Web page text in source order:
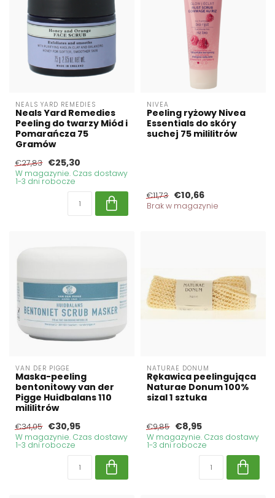
NEALS YARD REMEDIES
Neals Yard Remedies
Peeling do twarzy Miód i
Pomarańcza 75
Gramów
€27,83 €25,30
W magazynie. Czas dostawy
1-3 dni robocze
NIVEA
Peeling ryżowy Nivea
Essentials do skóry
suchej 75 mililitrów
€11,73 €10,66
Brak w magazynie
VAN DER PIGGE
Maska-peeling
bentonitowy van der
Pigge Huidbalans 110
mililitrów
€34,05 €30,95
W magazynie. Czas dostawy
1-3 dni robocze
NATURAE DONUM
Rękawica peelingująca
Naturae Donum 100%
sizal 1 sztuka
€9,85 €8,95
W magazynie. Czas dostawy
1-3 dni robocze